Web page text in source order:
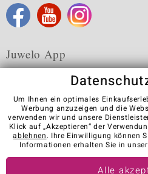
Juwelo App
Karriere AGB Datenschutz
Kontakt
Visit our stores in
Um Ihnen ein optimales
Werbung anzuzeigen und die
verwenden wir und unsere
Klick auf „Akzeptieren“ der
ablehnen. Ihre Einwilligung können
Informationen erhalten Sie in
Alle